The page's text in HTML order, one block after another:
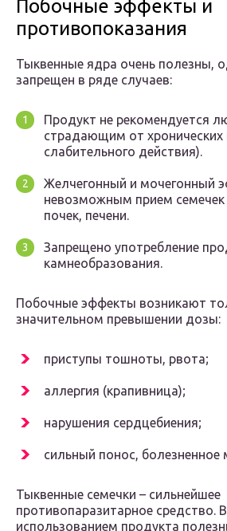
Побочные эффекты и
противопоказания
Тыквенные ядра очень полезны,
запрещен в ряде случаев:
Продукт не рекомендуется
страдающим от хронических
слабительного действия).
Желчегонный и мочегонный
невозможным прием семечек
почек, печени.
Запрещено употребление
камнеобразования.
Побочные эффекты возникают
значительном превышении дозы:
приступы тошноты, рвота;
аллергия (крапивница);
нарушения сердцебиения;
сильный понос, болезненное
Тыквенные семечки – сильнейшее
противопаразитарное средство.
использованием продукта